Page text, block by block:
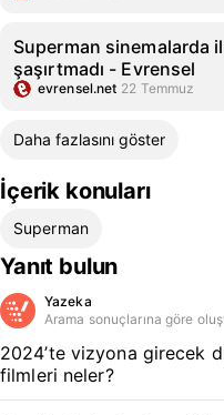
Superman sinemalarda
şaşırtmadı - Evrensel
evrensel.net 22 Temmuz
Daha fazlasını göster
İçerik konuları
Superman
Yanıt bulun
Yazeka
Arama sonuçlarına göre
2024’te vizyona girecek
filmleri neler?